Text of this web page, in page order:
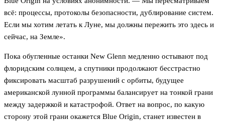
всё: процессы, протоколы безопасности, дублирование систем.
Если мы хотим летать к Луне, мы должны пережить это здесь и
сейчас, на Земле».
Пока обугленные останки New Glenn медленно остывают под
флоридским солнцем, а спутники продолжают бесстрастно
фиксировать масштаб разрушений с орбиты, будущее
американской лунной программы балансирует на тонкой грани
между задержкой и катастрофой. Ответ на вопрос, по какую
сторону этой грани окажется Blue Origin, станет известен в